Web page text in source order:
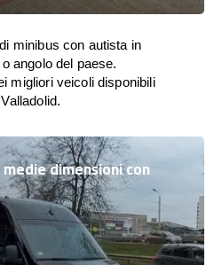
minibus con autista in
angolo del paese.
migliori veicoli disponibili
dimensioni con